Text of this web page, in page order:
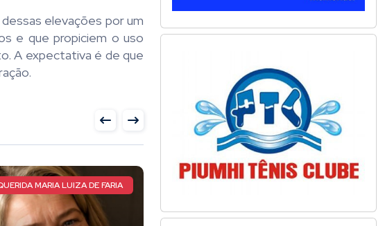
elevações por um
e que propiciem o uso
A expectativa é de que